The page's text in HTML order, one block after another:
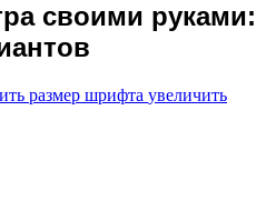
своими руками:
размер шрифта увеличить